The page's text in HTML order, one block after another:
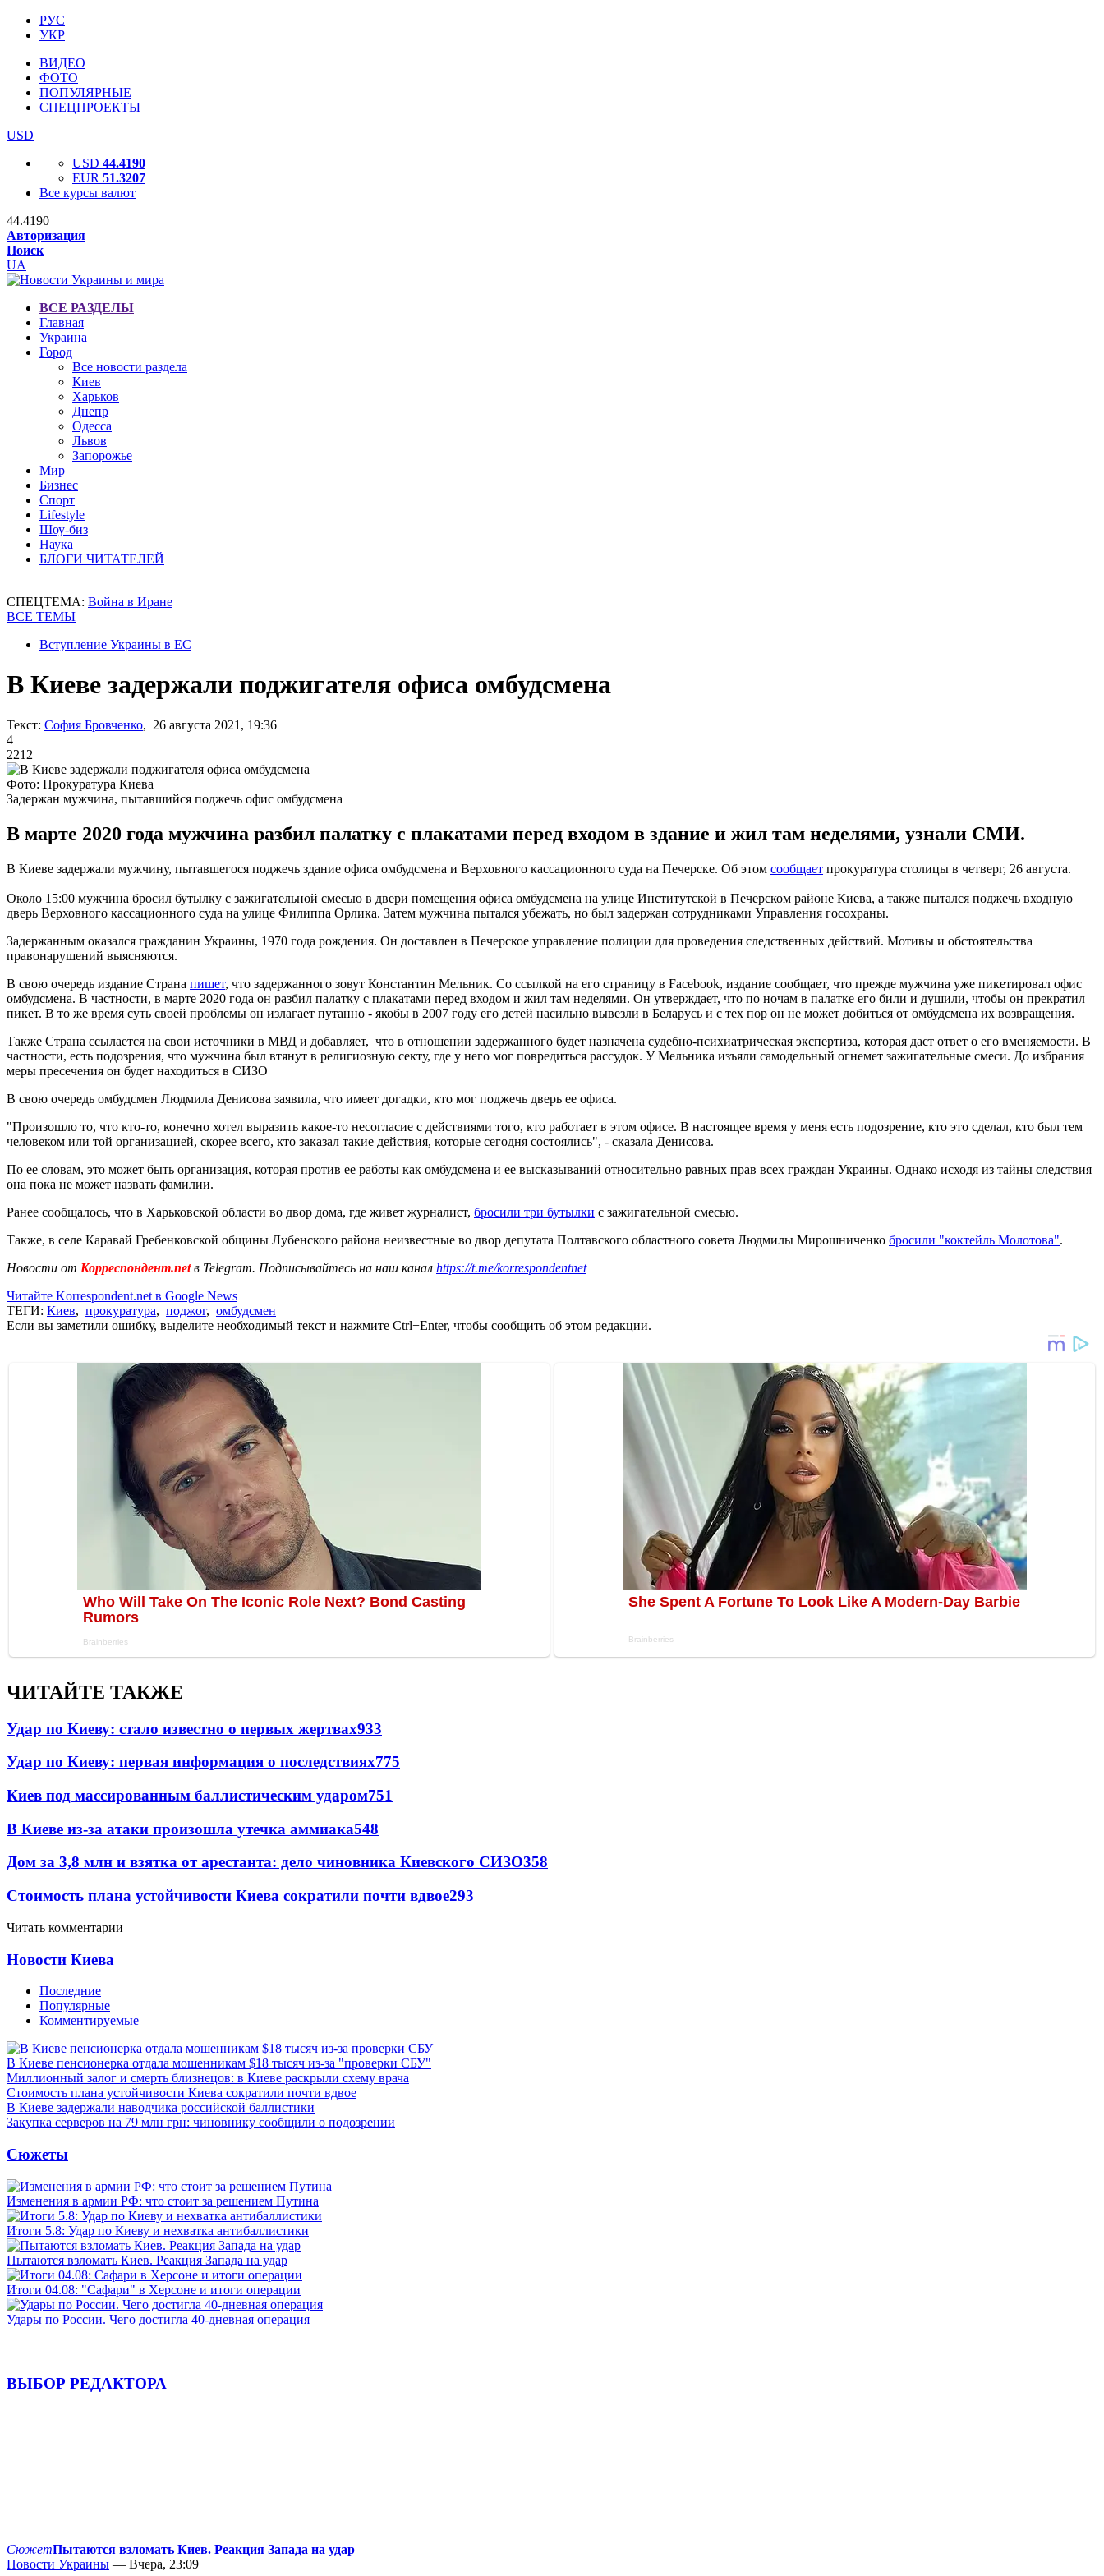
РУС
УКР
ВИДЕО
ФОТО
ПОПУЛЯРНЫЕ
СПЕЦПРОЕКТЫ
USD
USD 44.4190
EUR 51.3207
Все курсы валют
44.4190
Авторизация
Поиск
UA
ВСЕ РАЗДЕЛЫ
Главная
Украина
Город
Все новости раздела
Киев
Харьков
Днепр
Одесса
Львов
Запорожье
Мир
Бизнес
Спорт
Lifestyle
Шоу-биз
Наука
БЛОГИ ЧИТАТЕЛЕЙ
СПЕЦТЕМА: Война в Иране
ВСЕ ТЕМЫ
Вступление Украины в ЕС
В Киеве задержали поджигателя офиса омбудсмена
Текст: София Бровченко, 26 августа 2021, 19:36
4
2212
Фото: Прокуратура Киева
Задержан мужчина, пытавшийся поджечь офис омбудсмена
В марте 2020 года мужчина разбил палатку с плакатами перед входом в здание и жил там неделями, узнали СМИ.
В Киеве задержали мужчину, пытавшегося поджечь здание офиса омбудсмена и Верховного кассационного суда на Печерске. Об этом сообщает прокуратура столицы в четверг, 26 августа.
Около 15:00 мужчина бросил бутылку с зажигательной смесью в двери помещения офиса омбудсмена на улице Институтской в ​​Печерском районе Киева, а также пытался поджечь входную
дверь Верховного кассационного суда на улице Филиппа Орлика. Затем мужчина пытался убежать, но был задержан сотрудниками Управления госохраны.
Задержанным оказался гражданин Украины, 1970 года рождения. Он доставлен в Печерское управление полиции для проведения следственных действий. Мотивы и обстоятельства
правонарушений выясняются.
В свою очередь издание Страна пишет, что задержанного зовут Константин Мельник. Со ссылкой на его страницу в Facebook, издание сообщает, что прежде мужчина уже пикетировал офис
омбудсмена. В частности, в марте 2020 года он разбил палатку с плакатами перед входом и жил там неделями. Он утверждает, что по ночам в палатке его били и душили, чтобы он прекратил
пикет. В то же время суть своей проблемы он излагает путанно - якобы в 2007 году его детей насильно вывезли в Беларусь и с тех пор он не может добиться от омбудсмена их возвращения.
Также Страна ссылается на свои источники в МВД и добавляет, что в отношении задержанного будет назначена судебно-психиатрическая экспертиза, которая даст ответ о его вменяемости. В
частности, есть подозрения, что мужчина был втянут в религиозную секту, где у него мог повредиться рассудок. У Мельника изъяли самодельный огнемет зажигательные смеси. До избрания
меры пресечения он будет находиться в СИЗО
В свою очередь омбудсмен Людмила Денисова заявила, что имеет догадки, кто мог поджечь дверь ее офиса.
"Произошло то, что кто-то, конечно хотел выразить какое-то несогласие с действиями того, кто работает в этом офисе. В настоящее время у меня есть подозрение, кто это сделал, кто был тем
человеком или той организацией, скорее всего, кто заказал такие действия, которые сегодня состоялись", - сказала Денисова.
По ее словам, это может быть организация, которая против ее работы как омбудсмена и ее высказываний относительно равных прав всех граждан Украины. Однако исходя из тайны следствия
она пока не может назвать фамилии.
Ранее сообщалось, что в Харьковской области во двор дома, где живет журналист, бросили три бутылки с зажигательной смесью.
Также, в селе Каравай Гребенковской общины Лубенского района неизвестные во двор депутата Полтавского областного совета Людмилы Мирошниченко бросили "коктейль Молотова".
Новости от Корреспондент.netв Telegram. Подписывайтесь на наш канал https://t.me/korrespondentnet
Читайте Korrespondent.net в Google News
ТЕГИ: Киев, прокуратура, поджог, омбудсмен
Если вы заметили ошибку, выделите необходимый текст и нажмите Ctrl+Enter, чтобы сообщить об этом редакции.
ЧИТАЙТЕ ТАКЖЕ
Удар по Киеву: стало известно о первых жертвах933
Удар по Киеву: первая информация о последствиях775
Киев под массированным баллистическим ударом751
В Киеве из-за атаки произошла утечка аммиака548
Дом за 3,8 млн и взятка от арестанта: дело чиновника Киевского СИЗО358
Стоимость плана устойчивости Киева сократили почти вдвое293
Читать комментарии
Новости Киева
Последние
Популярные
Комментируемые
В Киеве пенсионерка отдала мошенникам $18 тысяч из-за "проверки СБУ"
Миллионный залог и смерть близнецов: в Киеве раскрыли схему врача
Стоимость плана устойчивости Киева сократили почти вдвое
В Киеве задержали наводчика российской баллистики
Закупка серверов на 79 млн грн: чиновнику сообщили о подозрении
Сюжеты
Изменения в армии РФ: что стоит за решением Путина
Итоги 5.8: Удар по Киеву и нехватка антибаллистики
Пытаются взломать Киев. Реакция Запада на удар
Итоги 04.08: "Сафари" в Херсоне и итоги операции
Удары по России. Чего достигла 40-дневная операция
ВЫБОР РЕДАКТОРА
СюжетПытаются взломать Киев. Реакция Запада на удар
Новости Украины — Вчера, 23:09